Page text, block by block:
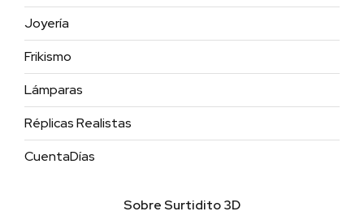
Joyería
Frikismo
Lámparas
Réplicas Realistas
CuentaDías
Sobre Surtidito 3D